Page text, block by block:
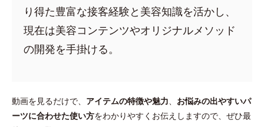
り得た豊富な接客経験と美容知識を活かし、
現在は美容コンテンツやオリジナルメソッド
の開発を手掛ける。
動画を見るだけで、 アイテムの特徴や魅力、 お悩みの出やすいパ
ーツに合わせた使い方をわかりやすくお伝えしますので、ぜひ最